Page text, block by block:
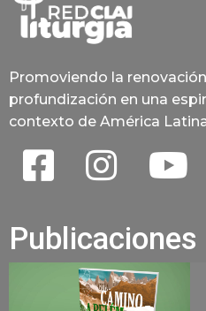
Promoviendo la
profundización en una
contexto de América
Publicaciones